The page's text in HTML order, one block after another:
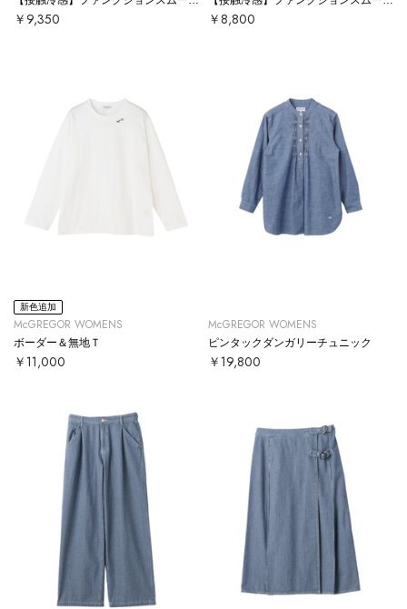
￥9,350 ￥8,800
新色追加
McGREGOR WOMENS
ボーダー＆無地Ｔ
￥11,000
McGREGOR WOMENS
ピンタックダンガリーチュニック
￥19,800